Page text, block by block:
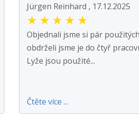
Jürgen Reinhard , 17.12.2025
★ ★ ★ ★ ★
Objednali jsme si pár
obdrželi jsme je do čtyř
Lyže jsou použité...
Čtěte více ...